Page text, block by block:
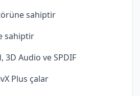
sahiptir
sahiptir
Audio ve SPDIF
Plus çalar